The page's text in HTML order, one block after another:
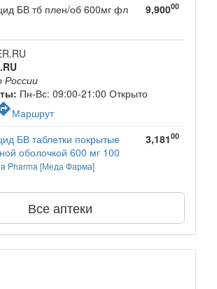
БВ тб плен/об 600мг фл
9,90000
России
Пн-Вс: 09:00-21:00 Открыто
Маршрут
БВ таблетки покрытые
оболочкой 600 мг 100
Pharma [Меда Фарма]
3,18100
Все аптеки